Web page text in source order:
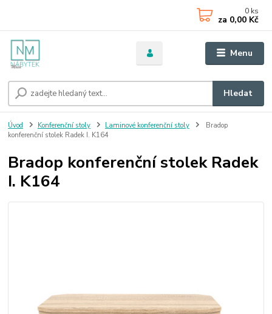
Menu
Hledat
0 ks
za 0,00 Kč
Úvod Konferenční stoly Laminové konferenční stoly
Bradop
konferenční stolek Radek I. K164
Bradop konferenční stolek Radek
I. K164